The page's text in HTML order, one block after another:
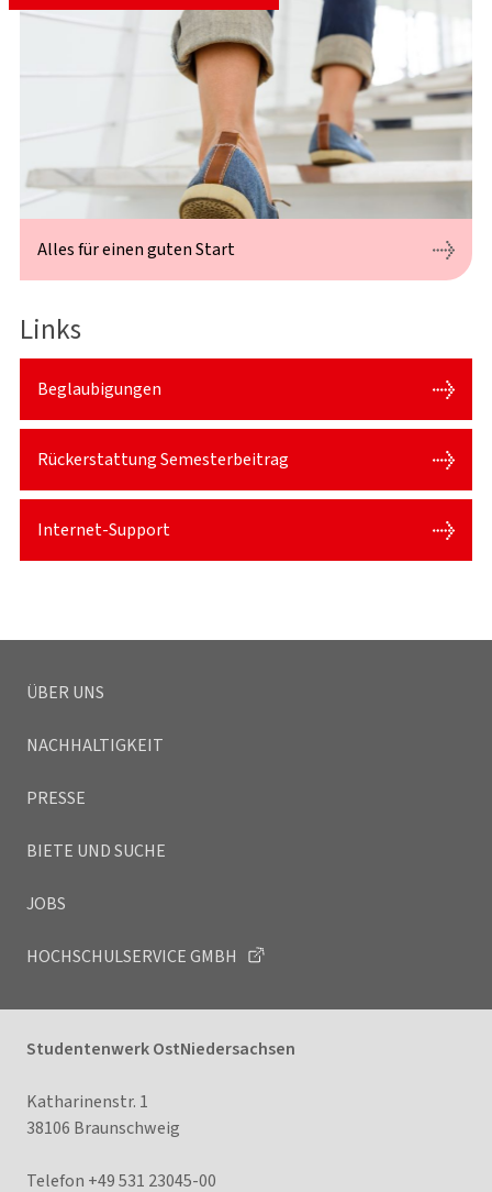
Alles für einen guten Start
Links
Beglaubigungen
Rückerstattung Semesterbeitrag
Internet-Support
ÜBER UNS
NACHHALTIGKEIT
PRESSE
BIETE UND SUCHE
JOBS
HOCHSCHULSERVICE GMBH
Studentenwerk OstNiedersachsen
Katharinenstr. 1
38106 Braunschweig
Telefon +49 531 23045-00